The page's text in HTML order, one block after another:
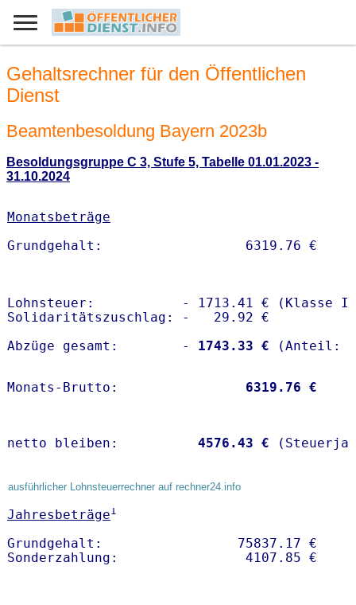
Gehaltsrechner für den Öffentlichen
Dienst
Beamtenbesoldung Bayern 2023b
Besoldungsgruppe C 3, Stufe 5, Tabelle 01.01.2023 -
31.10.2024
Monatsbeträge
Lohnsteuer:           - 1713.41 € (Klasse I)
Solidaritätszuschlag: -   29.92 €
Abzüge gesamt:        -
1743.33 €
Monats-Brutto: 6319.76 €
netto bleiben: 4576.43 €
ausführlicher Lohnsteuerrechner auf rechner24.info
Jahresbeträge1
Grundgehalt:                 75837.17 €